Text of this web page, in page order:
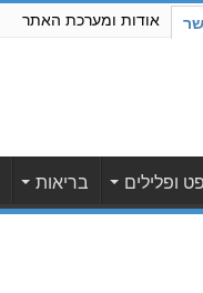
אודות ומערכת האתר
ופלילים בריאות